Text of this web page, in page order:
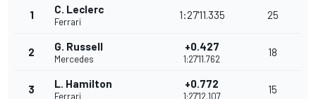
1 C. Leclerc
Ferrari
1:27'11.335 25
2 G. Russell
Mercedes
+0.427
1:27'11.762
18
3 L. Hamilton
Ferrari
+0.772
1:27'12.107
15